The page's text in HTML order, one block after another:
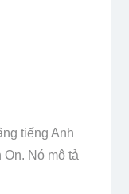
tiếng Anh
Nó mô tả